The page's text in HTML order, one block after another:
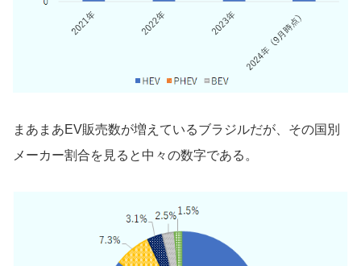
まあまあEV販売数が増えているブラジルだが、その国別
メーカー割合を見ると中々の数字である。